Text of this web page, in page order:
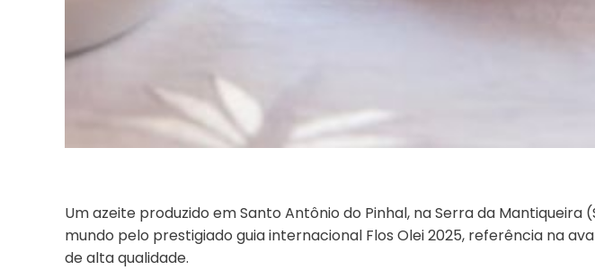
Um azeite produzido em Santo Antônio do Pinhal, na Serra da Mantiqueira
mundo pelo prestigiado guia internacional Flos Olei 2025, referência na
de alta qualidade.